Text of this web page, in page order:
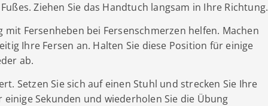
Ziehen Sie das Handtuch langsam in Ihre Richtung.
Fersenheben bei Fersenschmerzen helfen. Machen
Ihre Fersen an. Halten Sie diese Position für einige
ab.
Setzen Sie sich auf einen Stuhl und strecken Sie Ihre
Sekunden und wiederholen Sie die Übung